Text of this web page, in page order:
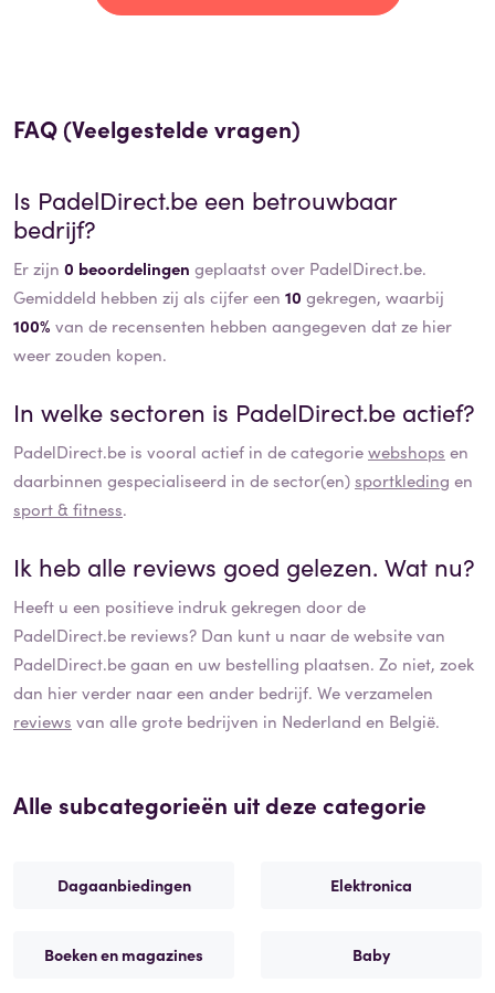
FAQ (Veelgestelde vragen)
Is PadelDirect.be een betrouwbaar
bedrijf?
Er zijn 0 beoordelingen geplaatst over PadelDirect.be.
Gemiddeld hebben zij als cijfer een 10 gekregen, waarbij
100% van de recensenten hebben aangegeven dat ze hier
weer zouden kopen.
In welke sectoren is PadelDirect.be actief?
PadelDirect.be is vooral actief in de categoriewebshops en
daarbinnen gespecialiseerd in de sector(en)sportkleding en
sport & fitness.
Ik heb alle reviews goed gelezen. Wat nu?
Heeft u een positieve indruk gekregen door de
PadelDirect.be reviews? Dan kunt u naar de website van
PadelDirect.begaan en uw bestelling plaatsen. Zo niet, zoek
dan hier verder naar een ander bedrijf. We verzamelen
reviews van alle grote bedrijven in Nederland en België.
Alle subcategorieën uit deze categorie
Dagaanbiedingen Elektronica
Boeken en magazines Baby